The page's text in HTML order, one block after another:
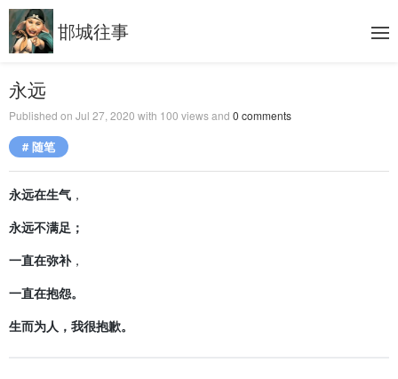
邯城往事
永远
Published on Jul 27, 2020 with 100 views and 0 comments
# 随笔
永远在生气 ，
永远不满足；
一直在弥补，
一直在抱怨。
生而为人，我很抱歉。